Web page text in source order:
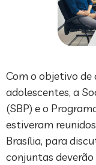
Com o objetivo
adolescentes, a
(SBP) e o
estiveram
Brasília, para
conjuntas